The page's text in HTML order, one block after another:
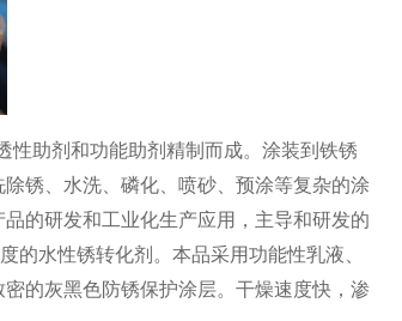
性助剂和功能助剂精制而成。涂装到铁锈
锈、水洗、磷化、喷砂、预涂等复杂的涂
的研发和工业化生产应用，主导和研发的
的水性锈转化剂。本品采用功能性乳液、
的灰黑色防锈保护涂层。干燥速度快，渗